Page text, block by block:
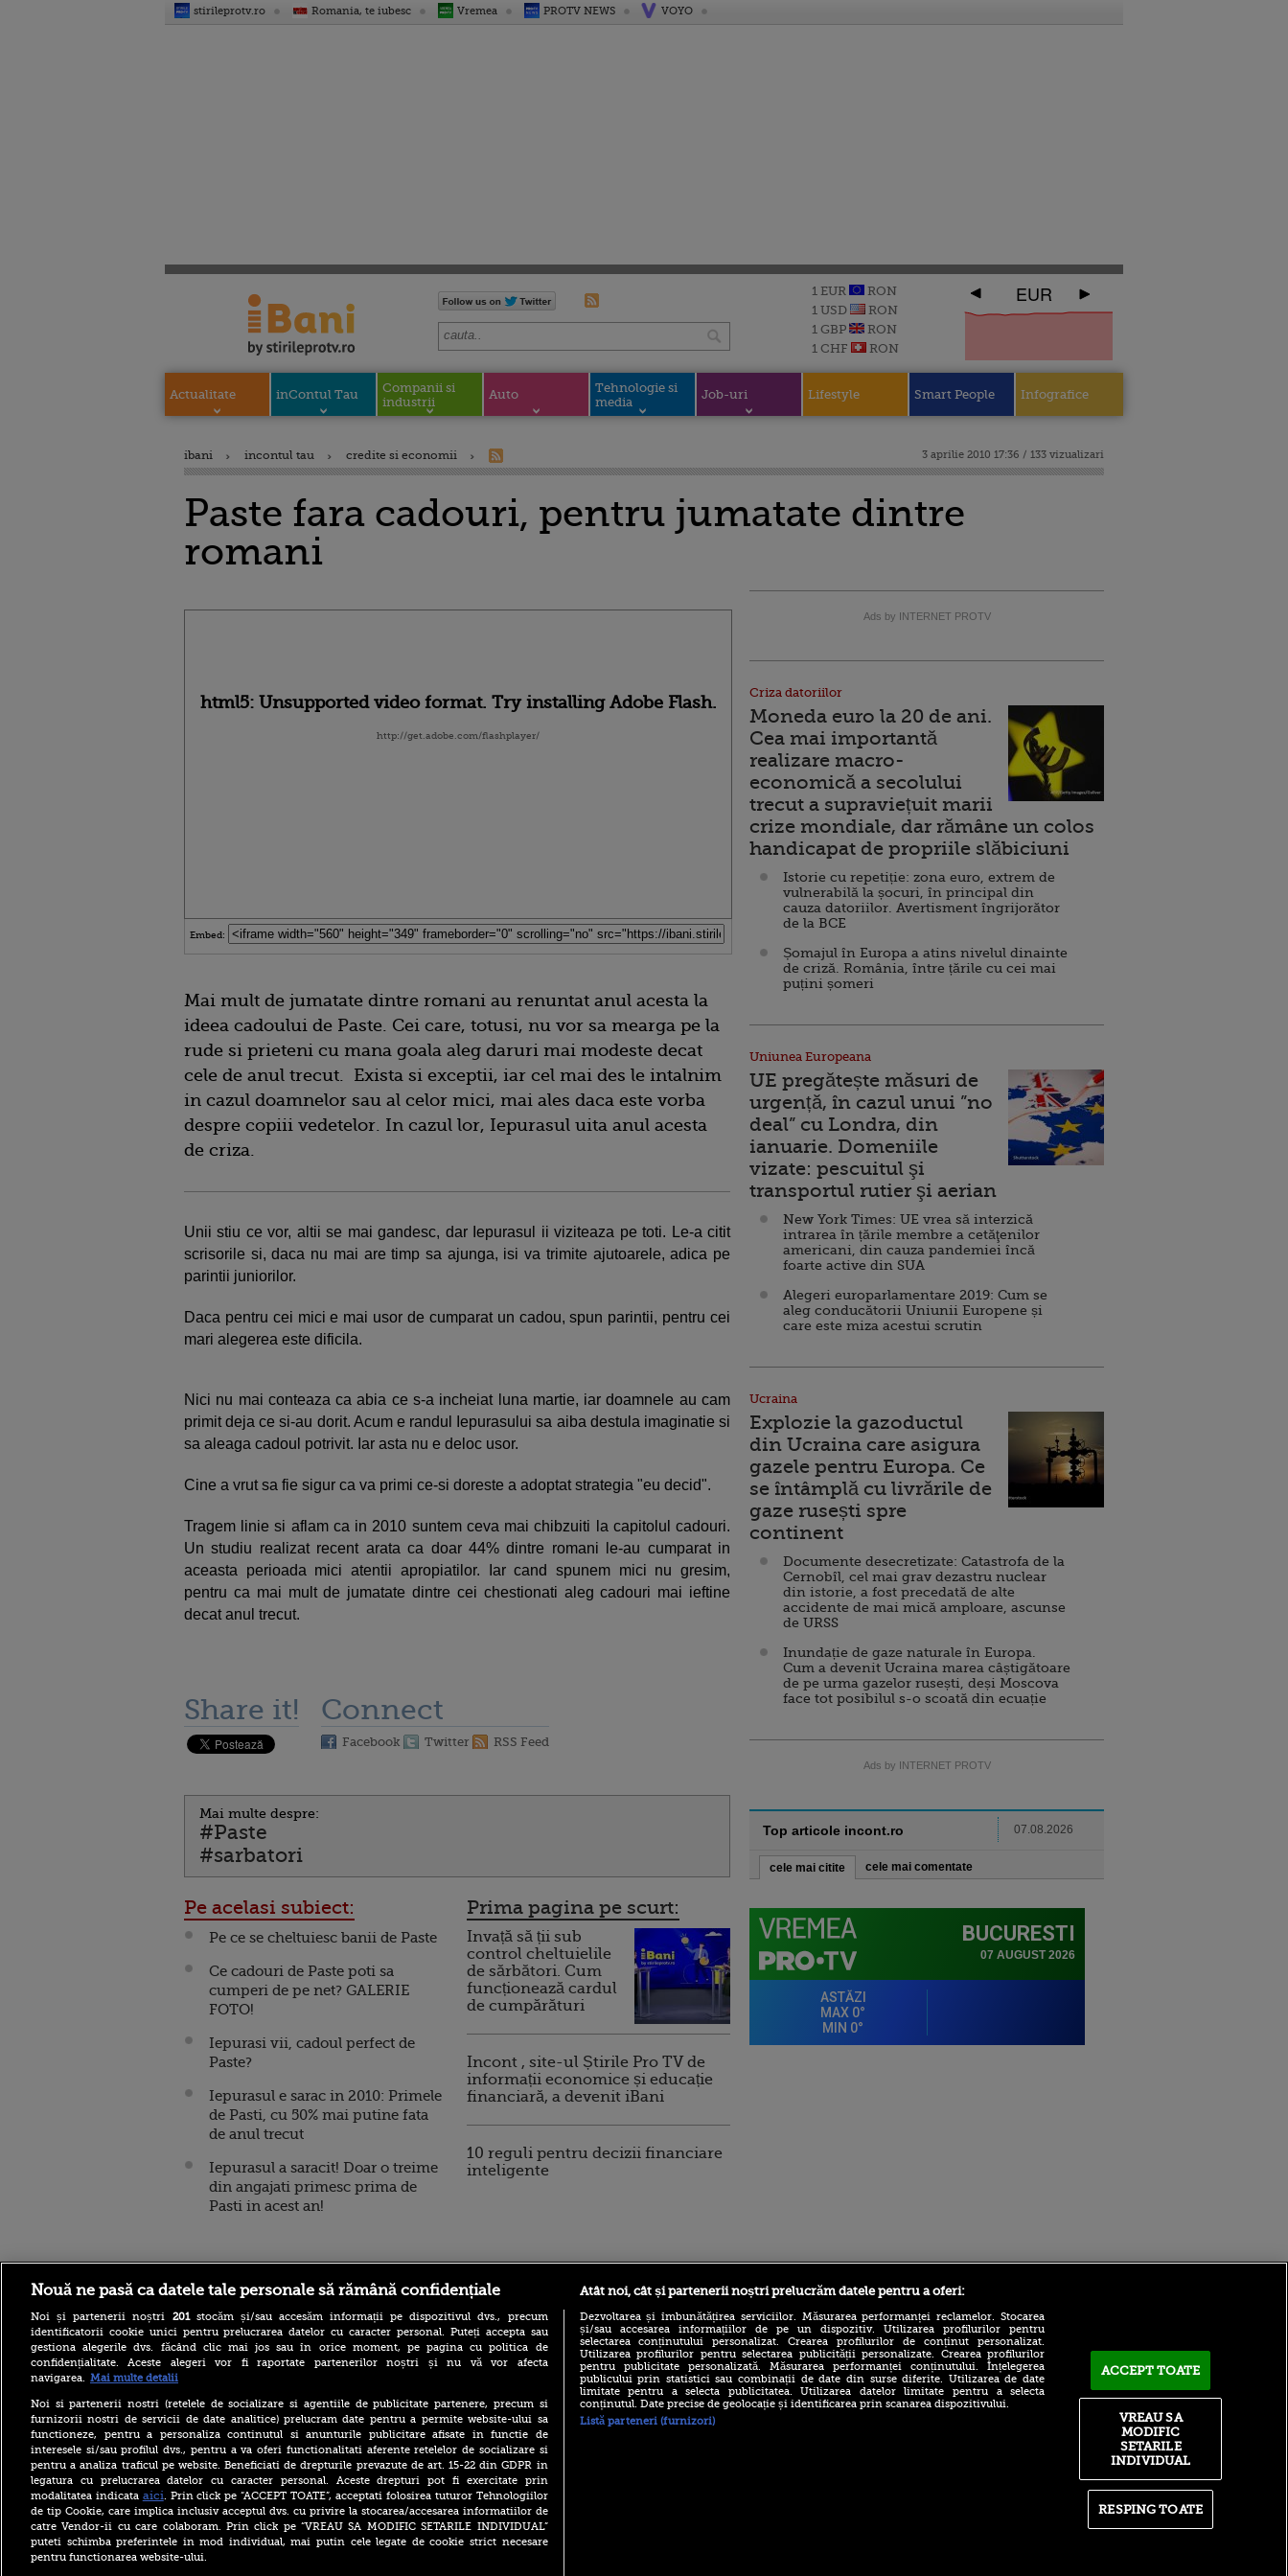
stirileprotv.ro Romania, te iubesc Vremea PROTV NEWS VOYO
1 EUR
RON
1 USD
RON
1 GBP
RON
1 CHF
RON
EUR
Actualitate inContul Tau
Companii si
industrii
Auto
Tehnologie si
media
Job-uri Lifestyle Smart People Infografice
ibani incontul tau credite si economii 3 aprilie 2010 17:36 / 133 vizualizari
Paste fara cadouri, pentru jumatate dintre
romani
html5: Unsupported video format. Try installing Adobe Flash.
http://get.adobe.com/flashplayer/
Embed:
Mai mult de jumatate dintre romani au renuntat anul acesta la
ideea cadoului de Paste. Cei care, totusi, nu vor sa mearga pe la
rude si prieteni cu mana goala aleg daruri mai modeste decat
cele de anul trecut. Exista si exceptii, iar cel mai des le intalnim
in cazul doamnelor sau al celor mici, mai ales daca este vorba
despre copiii vedetelor. In cazul lor, Iepurasul uita anul acesta
de criza.
Unii stiu ce vor, altii se mai gandesc, dar Iepurasul ii viziteaza pe toti. Le-a citit
scrisorile si, daca nu mai are timp sa ajunga, isi va trimite ajutoarele, adica pe
parintii juniorilor.
Daca pentru cei mici e mai usor de cumparat un cadou, spun parintii, pentru cei
mari alegerea este dificila.
Nici nu mai conteaza ca abia ce s-a incheiat luna martie, iar doamnele au cam
primit deja ce si-au dorit. Acum e randul Iepurasului sa aiba destula imaginatie si
sa aleaga cadoul potrivit. Iar asta nu e deloc usor.
Cine a vrut sa fie sigur ca va primi ce-si doreste a adoptat strategia "eu decid".
Tragem linie si aflam ca in 2010 suntem ceva mai chibzuiti la capitolul cadouri.
Un studiu realizat recent arata ca doar 44% dintre romani le-au cumparat in
aceasta perioada mici atentii apropiatilor. Iar cand spunem mici nu gresim,
pentru ca mai mult de jumatate dintre cei chestionati aleg cadouri mai ieftine
decat anul trecut.
Share it! Connect
Facebook Twitter RSS Feed
Mai multe despre:
#Paste
#sarbatori
Pe acelasi subiect:
Pe ce se cheltuiesc banii de Paste
Ce cadouri de Paste poti sa
cumperi de pe net? GALERIE
FOTO!
Iepurasi vii, cadoul perfect de
Paste?
Iepurasul e sarac in 2010: Primele
de Pasti, cu 50% mai putine fata
de anul trecut
Iepurasul a saracit! Doar o treime
din angajati primesc prima de
Pasti in acest an!
Prima pagina pe scurt:
Invață să ții sub
control cheltuielile
de sărbători. Cum
funcționează cardul
de cumpărături
Incont , site-ul Știrile Pro TV de
informații economice și educație
financiară, a devenit iBani
10 reguli pentru decizii financiare
inteligente
Ads by INTERNET PROTV
Criza datoriilor
Moneda euro la 20 de ani.
Cea mai importantă
realizare macro-
economică a secolului
trecut a supraviețuit marii
crize mondiale, dar rămâne un colos
handicapat de propriile slăbiciuni
Istorie cu repetiție: zona euro, extrem de
vulnerabilă la șocuri, în principal din
cauza datoriilor. Avertisment îngrijorător
de la BCE
Șomajul în Europa a atins nivelul dinainte
de criză. România, între țările cu cei mai
puțini șomeri
Uniunea Europeana
UE pregătește măsuri de
urgență, în cazul unui ”no
deal” cu Londra, din
ianuarie. Domeniile
vizate: pescuitul şi
transportul rutier şi aerian
New York Times: UE vrea să interzică
intrarea în țările membre a cetăţenilor
americani, din cauza pandemiei încă
foarte active din SUA
Alegeri europarlamentare 2019: Cum se
aleg conducătorii Uniunii Europene și
care este miza acestui scrutin
Ucraina
Explozie la gazoductul
din Ucraina care asigura
gazele pentru Europa. Ce
se întâmplă cu livrările de
gaze rusești spre
continent
Documente desecretizate: Catastrofa de la
Cernobîl, cel mai grav dezastru nuclear
din istorie, a fost precedată de alte
accidente de mai mică amploare, ascunse
de URSS
Inundație de gaze naturale în Europa.
Cum a devenit Ucraina marea câștigătoare
de pe urma gazelor rusești, deși Moscova
face tot posibilul s-o scoată din ecuație
Ads by INTERNET PROTV
Top articole incont.ro 07.08.2026
cele mai citite cele mai comentate
Stirileprotv.ro
Reacția Rusiei după ce o
dronă explozivă a paralizat
aeroportul din Leipzig: „O
provocare complet
fabricată”
Cea mai bună țară în care să
te muți în 2026 este din
Europa. Cum arată top 10
state
Furtuni puternice au lovit
România după caniculă.
ilike-it.ro foodstory.ro
(P) Descoperă Lumea
Procinema.ro Sport.ro
Victor Pițurcă știe cine va
Nouă ne pasă ca datele tale personale să rămână confidențiale
Noi și partenerii noștri 201stocăm și/sau accesăm informații pe dispozitivul dvs., precum
identificatorii cookie unici pentru prelucrarea datelor cu caracter personal. Puteți accepta sau
gestiona alegerile dvs. făcând clic mai jos sau în orice moment, pe pagina cu politica de
confidențialitate. Aceste alegeri vor fi raportate partenerilor noștri și nu vă vor afecta
navigarea. Mai multe detalii
Noi si partenerii nostri (retelele de socializare si agentiile de publicitate partenere, precum si
furnizorii nostri de servicii de date analitice) prelucram date pentru a permite website-ului sa
functioneze, pentru a personaliza continutul si anunturile publicitare afisate in functie de
interesele si/sau profilul dvs., pentru a va oferi functionalitati aferente retelelor de socializare si
pentru a analiza traficul pe website. Beneficiati de drepturile prevazute de art. 15-22 din GDPR in
legatura cu prelucrarea datelor cu caracter personal. Aceste drepturi pot fi exercitate prin
modalitatea indicata aici. Prin click pe “ACCEPT TOATE”, acceptati folosirea tuturor Tehnologiilor
de tip Cookie, care implica inclusiv acceptul dvs. cu privire la stocarea/accesarea informatiilor de
catre Vendor-ii cu care colaboram. Prin click pe “VREAU SA MODIFIC SETARILE INDIVIDUAL”
puteti schimba preferintele in mod individual, mai putin cele legate de cookie strict necesare
pentru functionarea website-ului.
Atât noi, cât și partenerii noștri prelucrăm datele pentru a oferi:
Dezvoltarea și îmbunătățirea serviciilor. Măsurarea performanței reclamelor. Stocarea
și/sau accesarea informațiilor de pe un dispozitiv. Utilizarea profilurilor pentru
selectarea conținutului personalizat. Crearea profilurilor de conținut personalizat.
Utilizarea profilurilor pentru selectarea publicității personalizate. Crearea profilurilor
pentru publicitate personalizată. Măsurarea performanței conținutului. Înțelegerea
publicului prin statistici sau combinații de date din surse diferite. Utilizarea de date
limitate pentru a selecta publicitatea. Utilizarea datelor limitate pentru a selecta
conținutul. Date precise de geolocație și identificarea prin scanarea dispozitivului.
Listă parteneri (furnizori)
ACCEPT TOATE
RESPING TOATE
VREAU SA
MODIFIC
SETARILE
INDIVIDUAL